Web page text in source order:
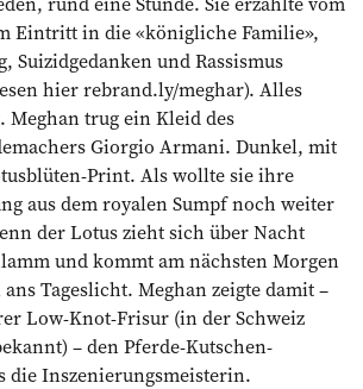
Eintritt in die «königliche Familie»,
Suizidgedanken und Rassismus
hier rebrand.ly/meghar). Alles
trug ein Kleid des
Giorgio Armani. Dunkel, mit
Print. Als wollte sie ihre
aus dem royalen Sumpf noch weiter
der Lotus zieht sich über Nacht
und kommt am nächsten Morgen
Tageslicht. Meghan zeigte damit –
Low-Knot-Frisur (in der Schweiz
– den Pferde-Kutschen-
die Inszenierungsmeisterin.